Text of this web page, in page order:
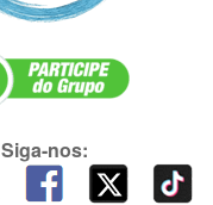
Siga-nos: